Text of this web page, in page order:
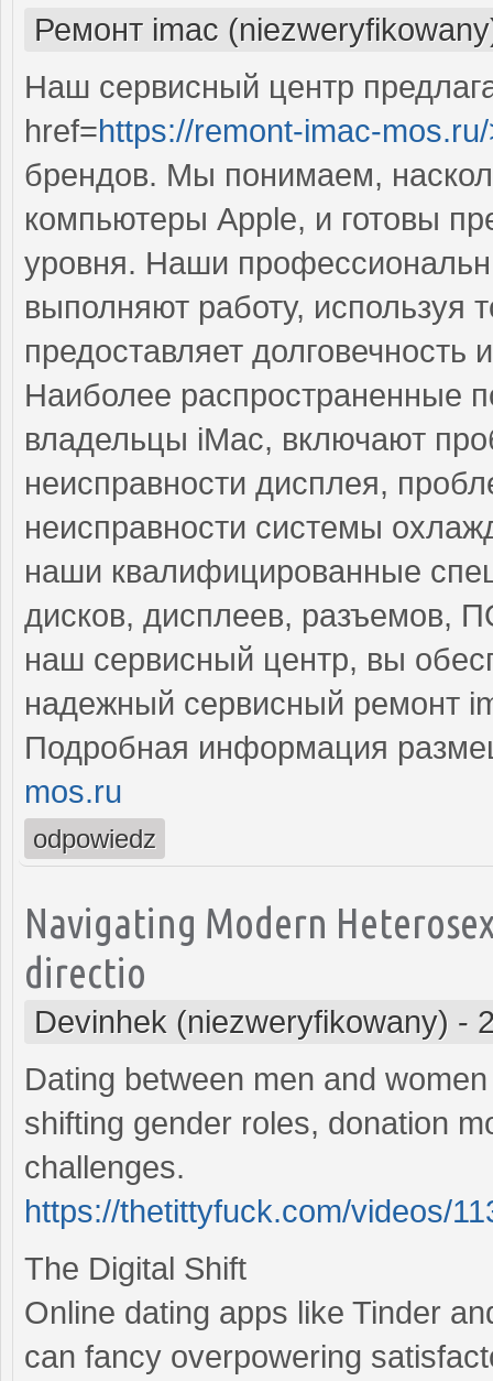
Ремонт imac
Наш сервисный центр
href=https://remont-imac-
брендов. Мы понимаем,
компьютеры Apple, и готовы
уровня. Наши
выполняют работу, используя
предоставляет
Наиболее распространенные
владельцы iMac, включают
неисправности дисплея,
неисправности системы
наши квалифицированные
дисков, дисплеев, разъемов,
наш сервисный центр, вы
надежный сервисный ремонт
Подробная информация
mos.ru
odpowiedz
Navigating Modern
directio
Devinhek (niezweryfikowany) -
Dating between men and
shifting gender roles, donation
challenges.
https://thetittyfuck.com/videos/
The Digital Shift
Online dating apps like Tinder
can fancy overpowering